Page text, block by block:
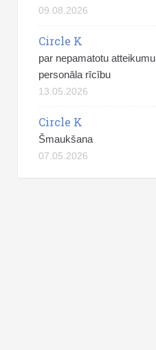
09.08.2026
Circle K
par nepamatotu
personāla rīcību
13.05.2026
Circle K
Šmaukšana
07.05.2026